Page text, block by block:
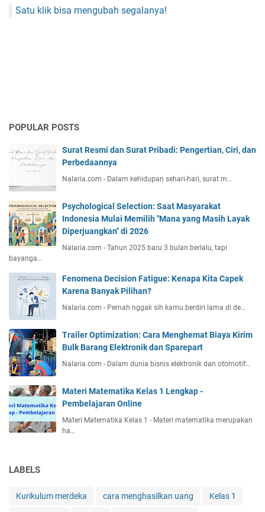
Satu klik bisa mengubah segalanya!
POPULAR POSTS
Surat Resmi dan Surat Pribadi: Pengertian, Ciri, dan
Perbedaannya
Nalaria.com - Dalam kehidupan sehari-hari, surat m…
Psychological Selection: Saat Masyarakat
Indonesia Mulai Memilih "Mana yang Masih Layak
Diperjuangkan" di 2026
Nalaria.com - Tahun 2025 baru 3 bulan berlalu, tapi
bayanga…
Fenomena Decision Fatigue: Kenapa Kita Capek
Karena Banyak Pilihan?
Nalaria.com - Pernah nggak sih kamu berdiri lama di de…
Trailer Optimization: Cara Menghemat Biaya Kirim
Bulk Barang Elektronik dan Sparepart
Nalaria.com - Dalam dunia bisnis elektronik dan otomotif…
Materi Matematika Kelas 1 Lengkap -
Pembelajaran Online
Materi Matematika Kelas 1 - Materi matematika merupakan
ha…
LABELS
Kurikulum merdeka cara menghasilkan uang Kelas 1